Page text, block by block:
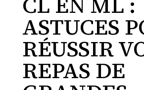
ASTUCES
RÉUSSIR
REPAS DE